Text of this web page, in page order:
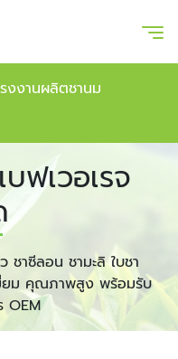
งงานผลิตชานม
ฟเวอเรจ
ชาซีลอน ชามะลิ ใบชา
ยม คุณภาพสูง พร้อมรับ
OEM